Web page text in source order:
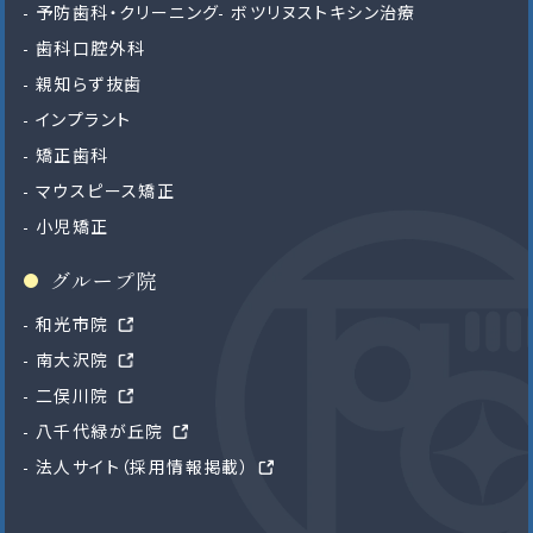
予防歯科・クリーニング
歯科口腔外科
親知らず抜歯
インプラント
矯正歯科
マウスピース矯正
小児矯正
ボツリヌストキシン治療
グループ院
和光市院
南大沢院
二俣川院
八千代緑が丘院
法人サイト（採用情報掲載）